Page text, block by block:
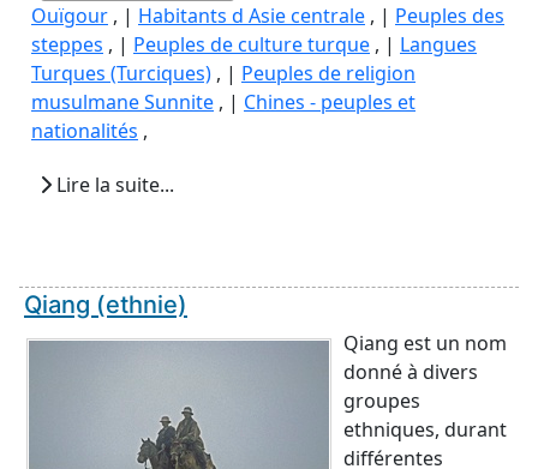
Ouïgour , | Habitants d Asie centrale , | Peuples des
steppes , | Peuples de culture turque , | Langues
Turques (Turciques) , | Peuples de religion
musulmane Sunnite , | Chines - peuples et
nationalités ,
Lire la suite...
Qiang (ethnie)
Qiang est un nom
donné à divers
groupes
ethniques, durant
différentes